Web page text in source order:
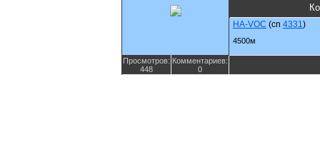
HA-VOC (cn 4331)
4500м
Просмотров:
448
Комментариев:
0